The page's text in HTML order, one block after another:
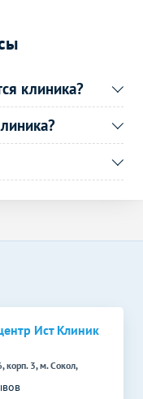
клиника?
Ист Клиник
корп. 3, м. Сокол,